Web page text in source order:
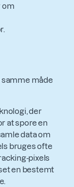
om
måde
der
at spore en
data om
bruges ofte
pixels
en bestemt